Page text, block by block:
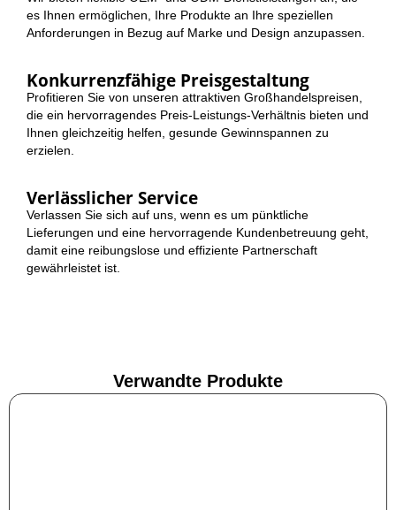
es Ihnen ermöglichen, Ihre Produkte an Ihre speziellen
Anforderungen in Bezug auf Marke und Design anzupassen.
Konkurrenzfähige Preisgestaltung
Profitieren Sie von unseren attraktiven Großhandelspreisen,
die ein hervorragendes Preis-Leistungs-Verhältnis bieten und
Ihnen gleichzeitig helfen, gesunde Gewinnspannen zu
erzielen.
Verlässlicher Service
Verlassen Sie sich auf uns, wenn es um pünktliche
Lieferungen und eine hervorragende Kundenbetreuung geht,
damit eine reibungslose und effiziente Partnerschaft
gewährleistet ist.
Verwandte Produkte